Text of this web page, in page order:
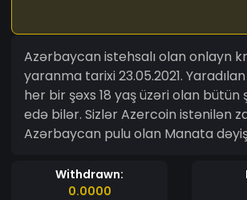
Azərbaycan istehsalı olan onlayn
yaranma tarixi 23.05.2021. Yaradılan bu kripto pulu
her bir şəxs 18 yaş üzəri olan bütün şəxlər
edə bilər. Sizlər Azercoin istənilən zaman milli
Azərbaycan pulu olan Manata
Withdrawn:
0.0000